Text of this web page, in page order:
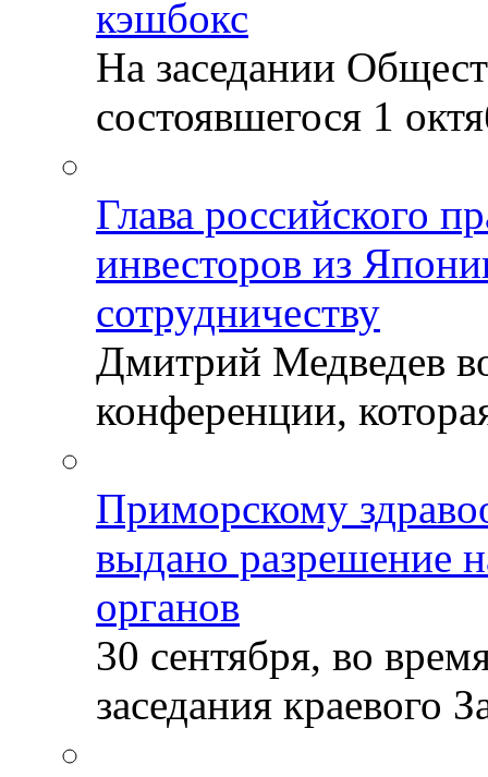
кэшбокс
На заседании
состоявшегося 1
Глава российского
инвесторов из
сотрудничеству
Дмитрий Медведев
конференции,
Приморскому
выдано разрешение
органов
30 сентября, во
заседания краевого